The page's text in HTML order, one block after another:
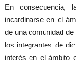
En consecuencia,
incardinarse en el
de una comunidad
los integrantes de
interés en el ámbito